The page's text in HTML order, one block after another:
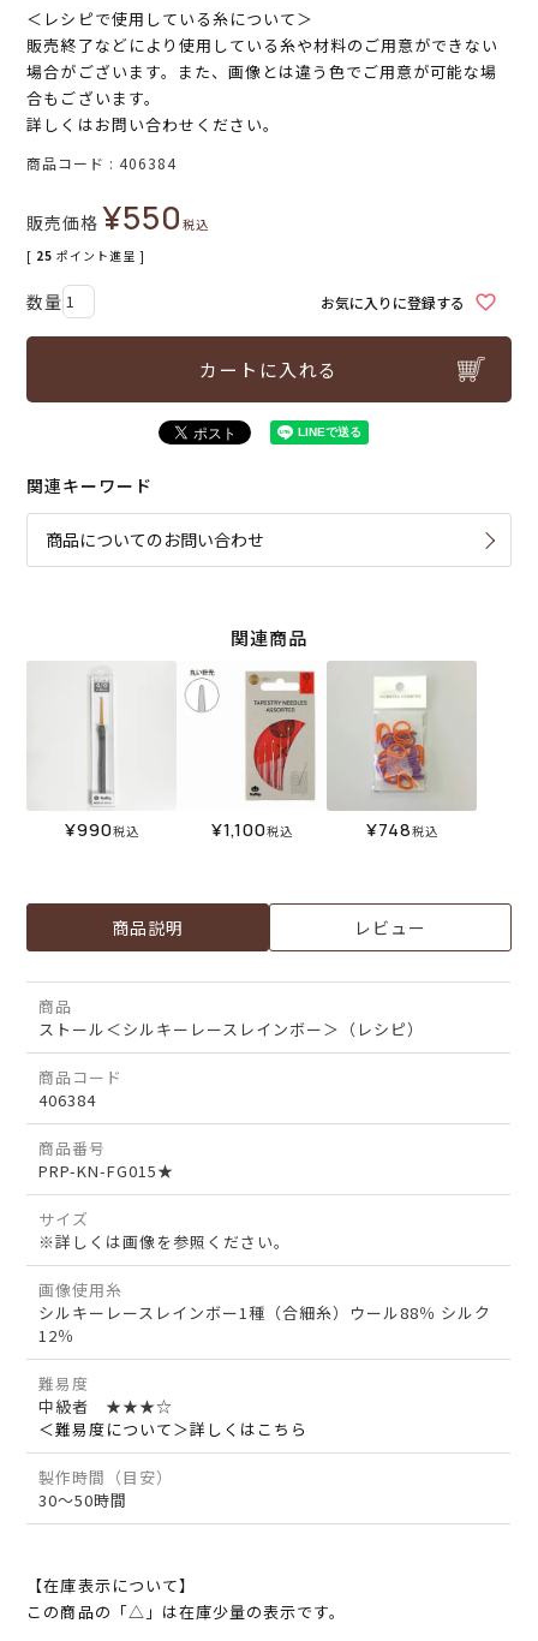
＜レシピで使用している糸について＞
販売終了などにより使用している糸や材料のご用意ができない
場合がございます。また、画像とは違う色でご用意が可能な場
合もございます。
詳しくはお問い合わせください。
商品コード 406384
販売価格 ¥550税込
[ 25 ポイント進呈 ]
お気に入りに登録する
カートに入れる
関連キーワード
商品についてのお問い合わせ
関連商品
¥990税込 ¥1,100税込 ¥748税込
商品説明 レビュー
商品
ストール＜シルキーレースレインボー＞（レシピ）
商品コード
406384
商品番号
PRP-KN-FG015★
サイズ
※詳しくは画像を参照ください。
画像使用糸
シルキーレースレインボー1種（合細糸）ウール88％ シルク
12％
難易度
中級者 ★★★☆
＜難易度について＞詳しくはこちら
製作時間（目安）
30～50時間
【在庫表示について】
この商品の「△」は在庫少量の表示です。